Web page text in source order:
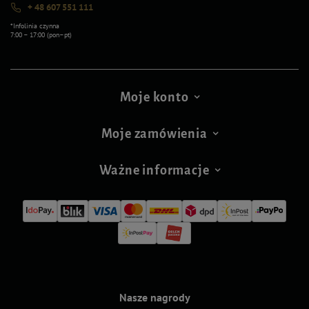
+ 48 607 551 111
*Infolinia czynna
7:00 – 17:00 (pon–pt)
Moje konto
Moje zamówienia
Ważne informacje
Nasze nagrody